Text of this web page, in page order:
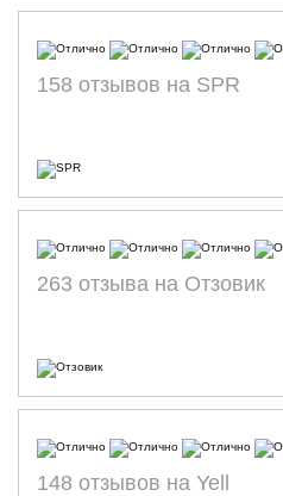
158 отзывов на SPR
263 отзыва на Отзовик
148 отзывов на Yell